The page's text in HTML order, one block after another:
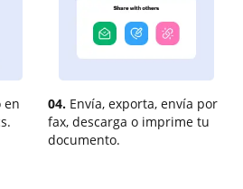
en
04. Envía, exporta, envía por
fax, descarga o imprime tu
documento.